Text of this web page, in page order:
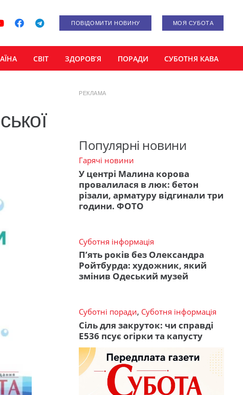
ПОВІДОМИТИ НОВИНУ МОЯ СУБОТА
СВІТ ЗДОРОВ’Я ПОРАДИ СУБОТНЯ КАВА
РЕКЛАМА
Популярні новини
Гарячі новини
У центрі Малина корова
провалилася в люк: бетон
різали, арматуру відгинали три
години. ФОТО
Суботня інформація
П’ять років без Олександра
Ройтбурда: художник, який
змінив Одеський музей
Суботні поради, Суботня інформація
Сіль для закруток: чи справді
Е536 псує огірки та капусту